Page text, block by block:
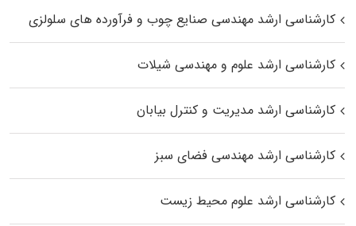
کارشناسی ارشد مهندسی صنایع چوب و فرآورده‌ های سلولزی
کارشناسی ارشد علوم و مهندسی شیلات
کارشناسی ارشد مدیریت و کنترل بیابان
کارشناسی ارشد مهندسی فضای سبز
کارشناسی ارشد علوم محیط‌ زیست